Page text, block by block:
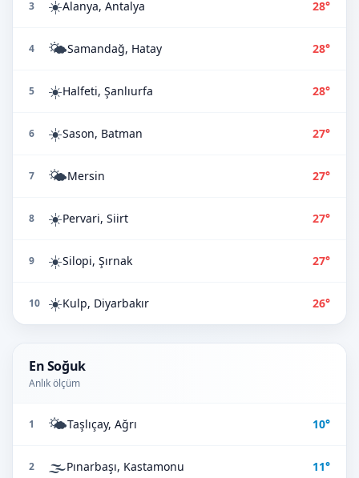
3 ☀️Alanya, Antalya 28°
4 🌤️Samandağ, Hatay 28°
5 ☀️Halfeti, Şanlıurfa 28°
6 ☀️Sason, Batman 27°
7 🌤️Mersin 27°
8 ☀️Pervari, Siirt 27°
9 ☀️Silopi, Şırnak 27°
10 ☀️Kulp, Diyarbakır 26°
En Soğuk
Anlık ölçüm
1 🌤️Taşlıçay, Ağrı 10°
2 🌫️Pınarbaşı, Kastamonu 11°